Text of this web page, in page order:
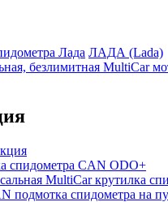
ЛАДА (Lada)
спидометра CAN ODO+
MultiCar крутилка
подмотка спидометра на